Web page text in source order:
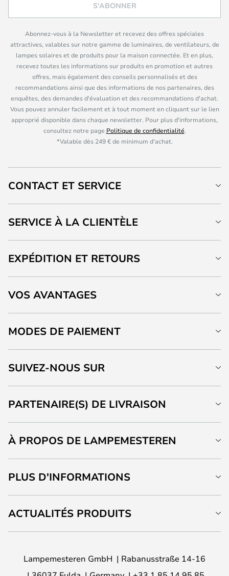
S'ABONNER
Abonnez-vous à la Newsletter et recevez des offres spéciales
attractives, valables sur notre gamme de luminaires, de ventilateurs, de
lampes solaires et de produits pour la maison connectée. Et en plus,
recevez toutes les informations sur produits en promotion et autres
offres, mais également des conseils personnalisés et des
recommandations ainsi que des informations de nos partenaires, des
enquêtes, des demandes d'évaluation et des recommandations d'achat.
Vous pouvez annuler facilement et à tout moment en cliquant sur le lien
approprié disponible dans chaque newsletter. Pour plus d'informations,
consultez notre page Politique de confidentialité.
*Valable dès 249 € de minimum d'achat.
CONTACT ET SERVICE
SERVICE À LA CLIENTÈLE
EXPÉDITION ET RETOURS
VOS AVANTAGES
MODES DE PAIEMENT
SUIVEZ-NOUS SUR
PARTENAIRE(S) DE LIVRAISON
À PROPOS DE LAMPEMESTEREN
PLUS D'INFORMATIONS
ACTUALITÉS PRODUITS
Lampemesteren GmbH
Rabanusstraße 14-16